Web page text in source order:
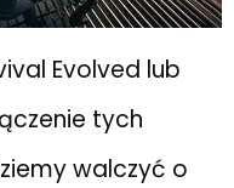
Evolved lub
tych
walczyć o